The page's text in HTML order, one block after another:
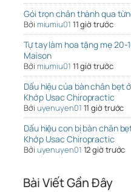
Gói trọn chân thành qua
Bởi miumiu01 11 giờ trước
Tự tay làm hoa tặng mẹ
Maison
Bởi miumiu01 11 giờ trước
Dấu hiệu của bàn chân bẹt
Khớp Usac Chiropractic
Bởi uyenuyen01 11 giờ trước
Dấu hiệu con bị bàn chân
Khớp Usac Chiropractic
Bởi uyenuyen01 12 giờ trước
Bài Viết Gần Đây